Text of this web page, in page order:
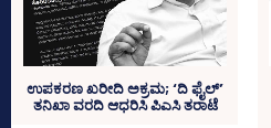
ಉಪಕರಣ ಖರೀದಿ ಅಕ್ರಮ; ‘ದಿ ಫೈಲ್‌’
ತನಿಖಾ ವರದಿ ಆಧರಿಸಿ ಪಿಎಸಿ ತರಾಟೆ